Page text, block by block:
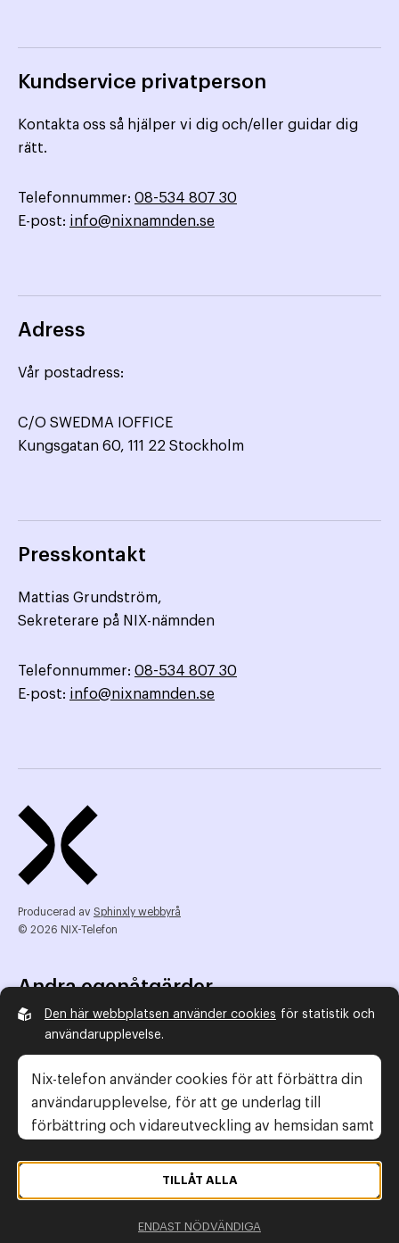
Kundservice privatperson
Kontakta oss så hjälper vi dig och/eller guidar dig
rätt.
Telefonnummer: 08-534 807 30
E-post: info@nixnamnden.se
Adress
Vår postadress:
C/O SWEDMA IOFFICE
Kungsgatan 60, 111 22 Stockholm
Presskontakt
Mattias Grundström,
Sekreterare på NIX-nämnden
Telefonnummer: 08-534 807 30
E-post: info@nixnamnden.se
Producerad av Sphinxly webbyrå
© 2026 NIX-Telefon
Andra egenåtgärder
NIX Telefon
NIX addresserat
Reklamombudsmannen
Konsumentverket
Legal information
Gör anmälan
Personuppgiftspolicy
Den här webbplatsen använder cookies för statistik och
användarupplevelse.
Nix-telefon använder cookies för att förbättra din
användarupplevelse, för att ge underlag till
förbättring och vidareutveckling av hemsidan samt
personuppgiftspolicy
ENDAST NÖDVÄNDIGA
TILLÅT ALLA